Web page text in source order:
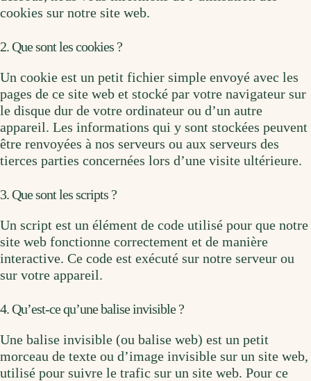
cookies sur notre site web.
2. Que sont les cookies ?
Un cookie est un petit fichier simple envoyé avec les
pages de ce site web et stocké par votre navigateur sur
le disque dur de votre ordinateur ou d’un autre
appareil. Les informations qui y sont stockées peuvent
être renvoyées à nos serveurs ou aux serveurs des
tierces parties concernées lors d’une visite ultérieure.
3. Que sont les scripts ?
Un script est un élément de code utilisé pour que notre
site web fonctionne correctement et de manière
interactive. Ce code est exécuté sur notre serveur ou
sur votre appareil.
4. Qu’est-ce qu’une balise invisible ?
Une balise invisible (ou balise web) est un petit
morceau de texte ou d’image invisible sur un site web,
utilisé pour suivre le trafic sur un site web. Pour ce